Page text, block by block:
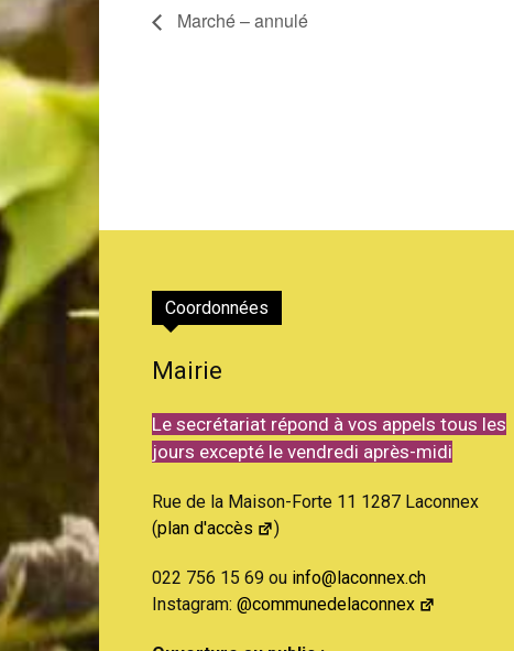
Marché – annulé
Coordonnées
Mairie
Le secrétariat répond à vos appels tous les
jours excepté le vendredi après-midi
Rue de la Maison-Forte 11 1287 Laconnex
(plan d'accès )
022 756 15 69 ou info@laconnex.ch
Instagram: @communedelaconnex